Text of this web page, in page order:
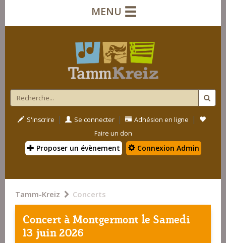
MENU
S'inscrire | Se connecter | Adhésion en ligne |
Faire un don
Proposer un évènement Connexion Admin
Tamm-Kreiz Concerts
Concert àMontgermont le Samedi
13 juin 2026